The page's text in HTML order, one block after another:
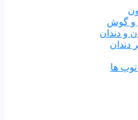
و گوش
و دندان
دندان
ها